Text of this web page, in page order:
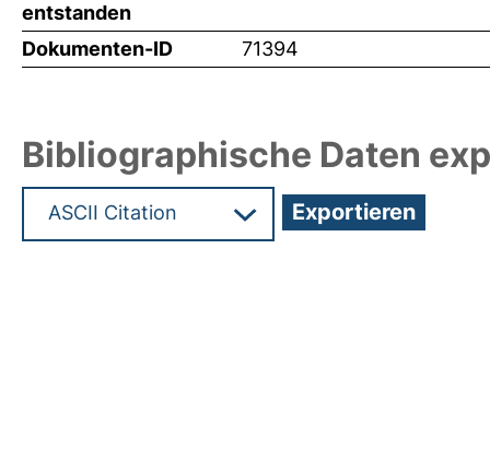
entstanden
Dokumenten-ID 71394
Bibliographische Daten